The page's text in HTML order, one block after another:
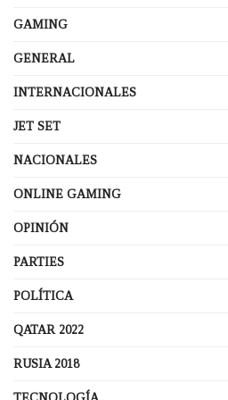
GAMING
GENERAL
INTERNACIONALES
JET SET
NACIONALES
ONLINE GAMING
OPINIÓN
PARTIES
POLÍTICA
QATAR 2022
RUSIA 2018